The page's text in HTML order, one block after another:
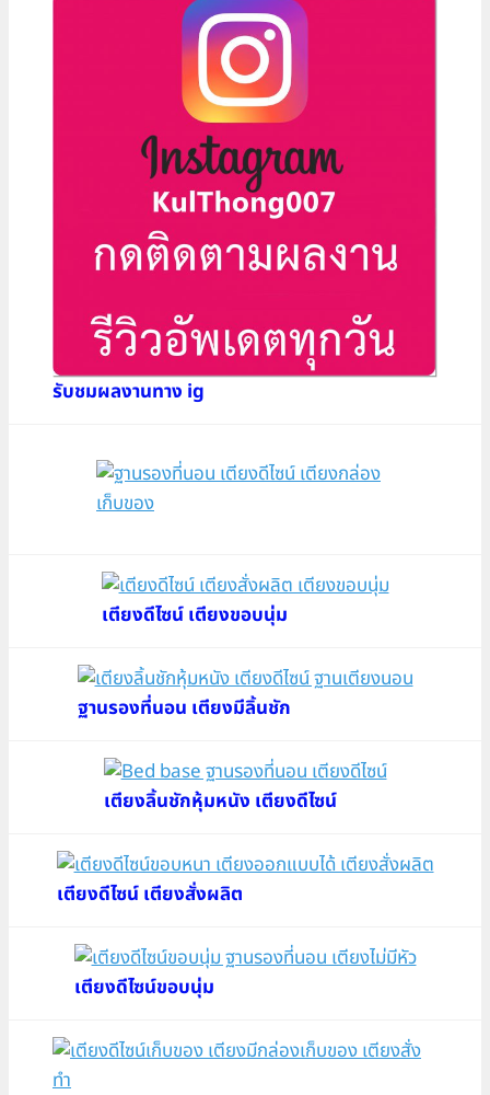
รับชมผลงานทาง ig
เตียงดีไซน์ เตียงขอบนุ่ม
ฐานรองที่นอน เตียงมีลิ้นชัก
เตียงลิ้นชักหุ้มหนัง เตียงดีไซน์
เตียงดีไซน์ เตียงสั่งผลิต
เตียงดีไซน์ขอบนุ่ม